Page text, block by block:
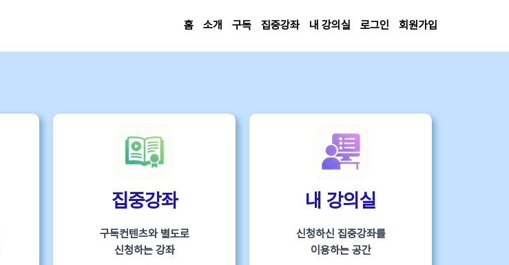
홈 소개 구독 집중강좌 내 강의실 로그인 회원가입
집중강좌
구독컨텐츠와 별도로
신청하는 강좌
내 강의실
신청하신 집중강좌를
이용하는 공간